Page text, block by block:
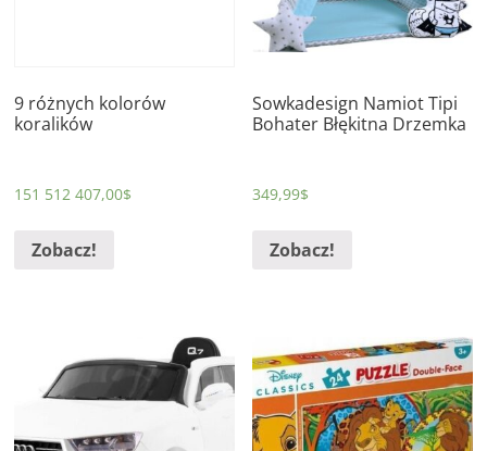
9 różnych kolorów
koralików
151 512 407,00$
Zobacz!
Sowkadesign Namiot Tipi
Bohater Błękitna Drzemka
349,99$
Zobacz!